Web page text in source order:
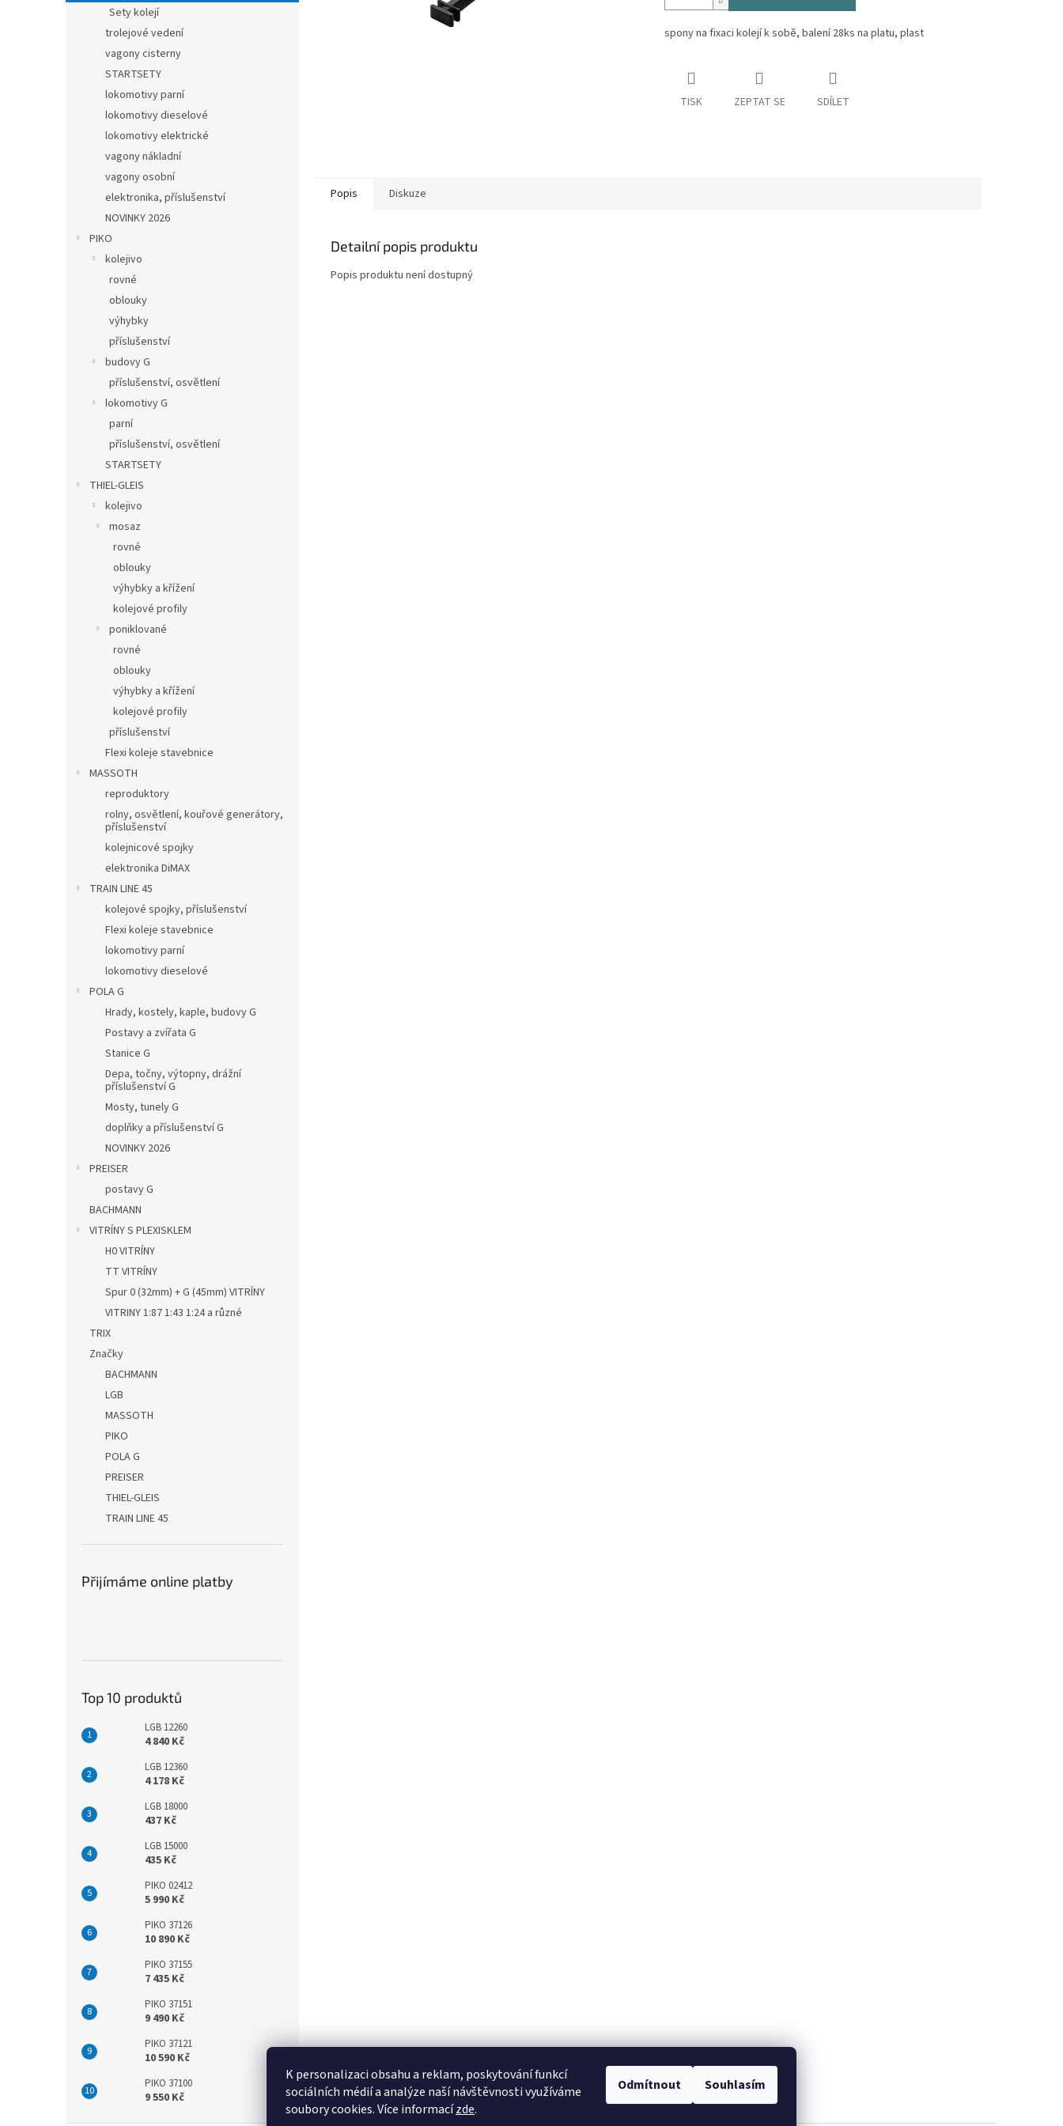
K personalizaci obsahu a reklam, poskytování funkcí
sociálních médií a analýze naší návštěvnosti využíváme
soubory cookies. Více informacízde.
Odmítnout Souhlasím
n
Sety kolejí
trolejové vedení
vagony cisterny
STARTSETY
lokomotivy parní
lokomotivy dieselové
lokomotivy elektrické
vagony nákladní
vagony osobní
elektronika, příslušenství
NOVINKY 2026
PIKO
kolejivo
rovné
oblouky
výhybky
příslušenství
budovy G
příslušenství, osvětlení
lokomotivy G
parní
příslušenství, osvětlení
STARTSETY
THIEL-GLEIS
kolejivo
mosaz
rovné
oblouky
výhybky a křížení
kolejové profily
poniklované
rovné
oblouky
výhybky a křížení
kolejové profily
příslušenství
Flexi koleje stavebnice
MASSOTH
reproduktory
rolny, osvětlení, kouřové generátory,
příslušenství
kolejnicové spojky
elektronika DiMAX
TRAIN LINE 45
kolejové spojky, příslušenství
Flexi koleje stavebnice
lokomotivy parní
lokomotivy dieselové
POLA G
Hrady, kostely, kaple, budovy G
Postavy a zvířata G
Stanice G
Depa, točny, výtopny, drážní
příslušenství G
Mosty, tunely G
doplňky a příslušenství G
NOVINKY 2026
PREISER
postavy G
BACHMANN
VITRÍNY S PLEXISKLEM
H0 VITRÍNY
TT VITRÍNY
Spur 0 (32mm) + G (45mm) VITRÍNY
VITRINY 1:87 1:43 1:24 a různé
TRIX
Značky
BACHMANN
LGB
MASSOTH
PIKO
POLA G
PREISER
THIEL-GLEIS
TRAIN LINE 45
Přijímáme online platby
Top 10 produktů
LGB 12260
4 840 Kč
LGB 12360
4 178 Kč
LGB 18000
437 Kč
LGB 15000
435 Kč
PIKO 02412
5 990 Kč
PIKO 37126
10 890 Kč
PIKO 37155
7 435 Kč
PIKO 37151
9 490 Kč
PIKO 37121
10 590 Kč
PIKO 37100
9 550 Kč
spony na fixaci kolejí k sobě, balení 28ks na platu, plast
TISK ZEPTAT SE SDÍLET
Popis Diskuze
Detailní popis produktu
Popis produktu není dostupný